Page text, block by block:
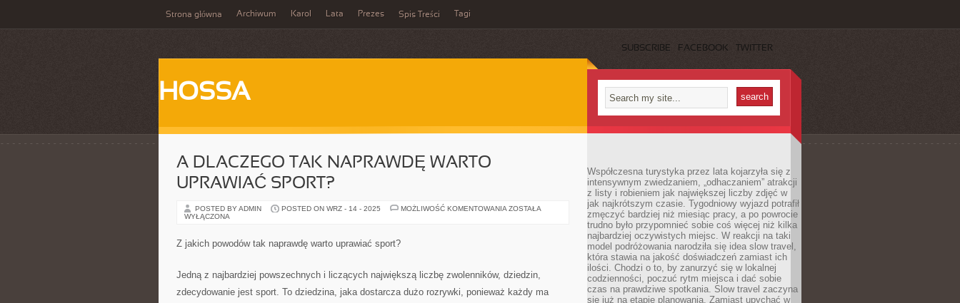
Strona główna Archiwum Karol Lata Prezes Spis Treści Tagi
SUBSCRIBE FACEBOOK TWITTER
HOSSA
A DLACZEGO TAK NAPRAWDĘ WARTO
UPRAWIAĆ SPORT?
POSTED BY ADMIN POSTED ON WRZ - 14 - 2025 MOŻLIWOŚĆ KOMENTOWANIA A
ZOSTAŁA
WYŁĄCZONA
Z jakich powodów tak naprawdę warto uprawiać sport?
Jedną z najbardziej powszechnych i liczących największą liczbę zwolenników, dziedzin,
zdecydowanie jest sport. To dziedzina, jaka dostarcza dużo rozrywki, ponieważ każdy ma
Współczesna turystyka przez lata kojarzyła się z
intensywnym zwiedzaniem, „odhaczaniem” atrakcji
z listy i robieniem jak największej liczby zdjęć w
jak najkrótszym czasie. Tygodniowy wyjazd potrafił
zmęczyć bardziej niż miesiąc pracy, a po powrocie
trudno było przypomnieć sobie coś więcej niż kilka
najbardziej oczywistych miejsc. W reakcji na taki
model podróżowania narodziła się idea slow travel,
która stawia na jakość doświadczeń zamiast ich
ilości. Chodzi o to, by zanurzyć się w lokalnej
codzienności, poczuć rytm miejsca i dać sobie
czas na prawdziwe spotkania. Slow travel zaczyna
się już na etapie planowania. Zamiast upychać w